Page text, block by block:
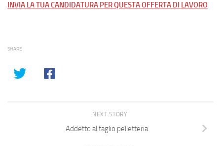
INVIA LA TUA CANDIDATURA PER QUESTA OFFERTA DI LAVORO
SHARE
NEXT STORY
Addetto al taglio pelletteria